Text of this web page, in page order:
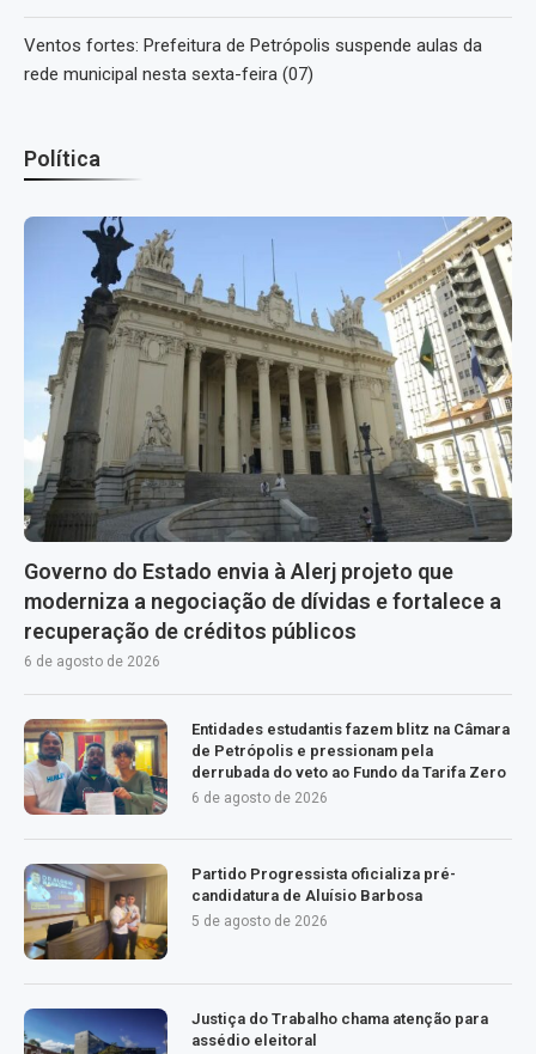
Ventos fortes: Prefeitura de Petrópolis suspende aulas da
rede municipal nesta sexta-feira (07)
Política
Governo do Estado envia à Alerj projeto que
moderniza a negociação de dívidas e fortalece a
recuperação de créditos públicos
6 de agosto de 2026
Entidades estudantis fazem blitz na Câmara
de Petrópolis e pressionam pela
derrubada do veto ao Fundo da Tarifa Zero
6 de agosto de 2026
Partido Progressista oficializa pré-
candidatura de Aluísio Barbosa
5 de agosto de 2026
Justiça do Trabalho chama atenção para
assédio eleitoral